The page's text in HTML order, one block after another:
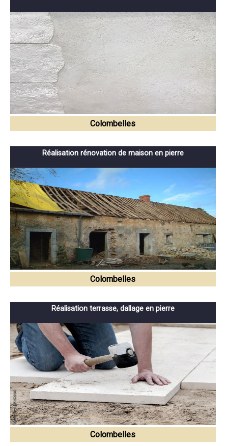
Colombelles
Réalisation rénovation de maison en pierre
Colombelles
Réalisation terrasse, dallage en pierre
Colombelles